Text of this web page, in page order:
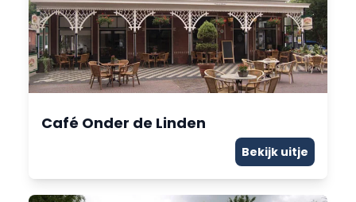
Café Onder de Linden
Bekijk uitje